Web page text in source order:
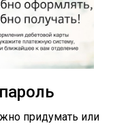
придумать или